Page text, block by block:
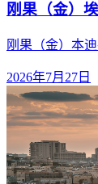
刚果（金）
刚果（金）本
2026年7月27日